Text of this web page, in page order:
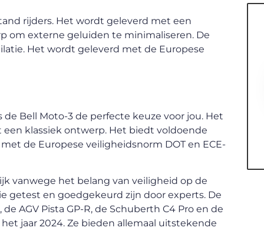
rijders. Het wordt geleverd met een
om externe geluiden te minimaliseren. De
Het wordt geleverd met de Europese
de Bell Moto-3 de perfecte keuze voor jou. Het
klassiek ontwerp. Het biedt voldoende
de Europese veiligheidsnorm DOT en ECE-
vanwege het belang van veiligheid op de
getest en goedgekeurd zijn door experts. De
AGV Pista GP-R, de Schuberth C4 Pro en de
jaar 2024. Ze bieden allemaal uitstekende